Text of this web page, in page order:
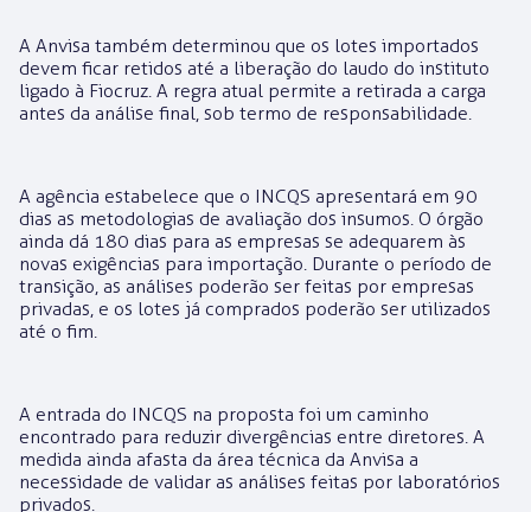
A Anvisa também determinou que os lotes importados
devem ficar retidos até a liberação do laudo do instituto
ligado à Fiocruz. A regra atual permite a retirada a carga
antes da análise final, sob termo de responsabilidade.
A agência estabelece que o INCQS apresentará em 90
dias as metodologias de avaliação dos insumos. O órgão
ainda dá 180 dias para as empresas se adequarem às
novas exigências para importação. Durante o período de
transição, as análises poderão ser feitas por empresas
privadas, e os lotes já comprados poderão ser utilizados
até o fim.
A entrada do INCQS na proposta foi um caminho
encontrado para reduzir divergências entre diretores. A
medida ainda afasta da área técnica da Anvisa a
necessidade de validar as análises feitas por laboratórios
privados.